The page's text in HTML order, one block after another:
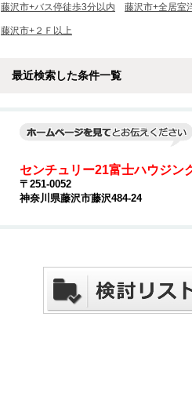
藤沢市+バス停徒歩3分以内 藤沢市+全居室
藤沢市+２Ｆ以上
最近検索した条件一覧
センチュリー21富士ハウジン
〒251-0052
神奈川県藤沢市藤沢484-24